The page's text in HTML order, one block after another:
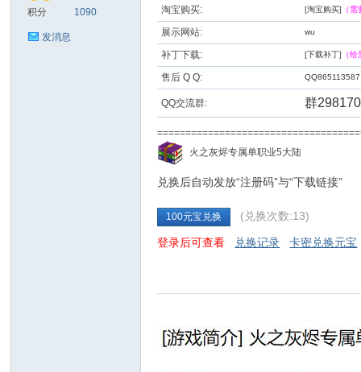
积分 1090
发消息
淘宝购买: [淘宝购买] （
展示网站: wu
补丁下载: [下载补丁] （
售后 Q Q: QQ865113587
QQ交流群: 群
火之灰烬专属单职业5大陆
兑换后自动发放“注册码”与“下载链接”
100元宝兑换 (兑换次数:13)
登录后可查看 兑换记录 卡密兑换元宝